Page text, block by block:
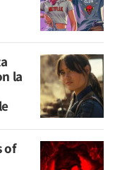
la
of